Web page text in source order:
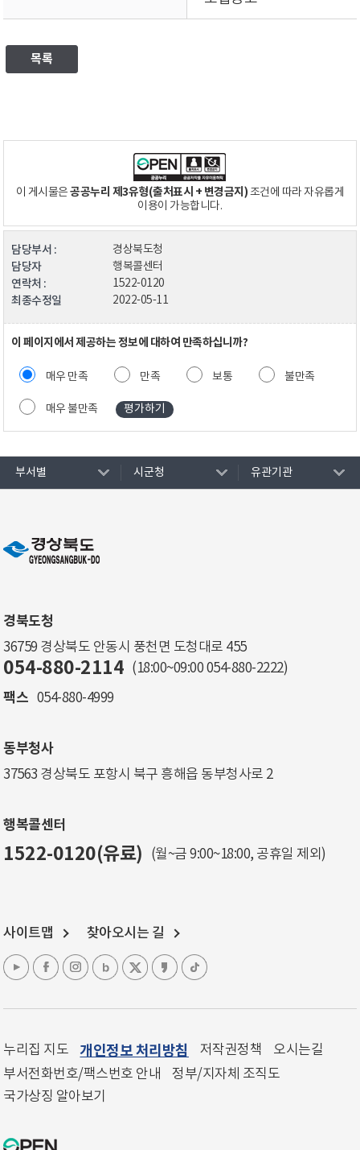
목록
이 게시물은공공누리 제3유형(출처표시 + 변경금지)조건에 따라 자유롭게
이용이 가능합니다.
담당부서 : 경상북도청
담당자 행복콜센터
연락처 : 1522-0120
최종수정일 2022-05-11
이 페이지에서 제공하는 정보에 대하여 만족하십니까?
매우 만족 만족 보통 불만족
매우 불만족
부서별 시군청 유관기관
경북도청
36759 경상북도 안동시 풍천면 도청대로 455
054-880-2114 (18:00~09:00 054-880-2222)
팩스 054-880-4999
동부청사
37563 경상북도 포항시 북구 흥해읍 동부청사로 2
행복콜센터
1522-0120(유료) (월~금 9:00~18:00, 공휴일 제외)
사이트맵 찾아오시는 길
누리집 지도 개인정보 처리방침 저작권정책
오시는길
부서전화번호/팩스번호 안내
정부/지자체 조직도
국가상징 알아보기